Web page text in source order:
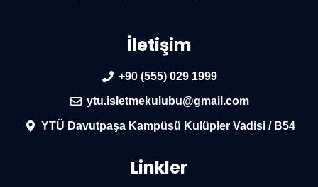
İletişim
+90 (555) 029 1999
ytu.isletmekulubu@gmail.com
YTÜ Davutpaşa Kampüsü Kulüpler Vadisi / B54
Linkler